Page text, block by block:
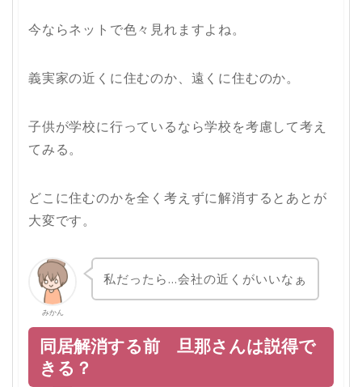
今ならネットで色々見れますよね。
義実家の近くに住むのか、遠くに住むのか。
子供が学校に行っているなら学校を考慮して考え
てみる。
どこに住むのかを全く考えずに解消するとあとが
大変です。
みかん
私だったら…会社の近くがいいなぁ
同居解消する前 旦那さんは説得で
きる？